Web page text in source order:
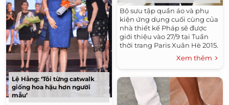
Lệ Hằng: ‘Tôi từng catwalk
giống hoa hậu hơn người
mẫu’
Bộ sưu tập quần áo và phụ
kiện ứng dụng cuối cùng của
nhà thiết kế Pháp sẽ được
giới thiệu vào 27/9 tại Tuần
thời trang Paris Xuân Hè 2015.
Xem thêm